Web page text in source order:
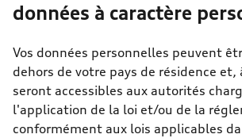
données à caractère
Vos données personnelles peuvent
dehors de votre pays de résidence
seront accessibles aux autorités
l'application de la loi et/ou de la
conformément aux lois applicables